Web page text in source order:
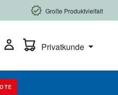
Große Produktvielfalt
Warenkorb enthält 0
Privatkunde